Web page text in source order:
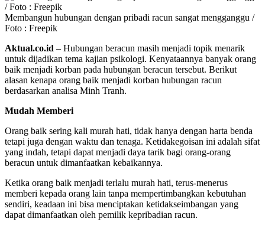
Membangun hubungan dengan pribadi racun sangat mengganggu /
Foto : Freepik
Aktual.co.id – Hubungan beracun masih menjadi topik menarik
untuk dijadikan tema kajian psikologi. Kenyataannya banyak orang
baik menjadi korban pada hubungan beracun tersebut. Berikut
alasan kenapa orang baik menjadi korban hubungan racun
berdasarkan analisa Minh Tranh.
Mudah Memberi
Orang baik sering kali murah hati, tidak hanya dengan harta benda
tetapi juga dengan waktu dan tenaga. Ketidakegoisan ini adalah sifat
yang indah, tetapi dapat menjadi daya tarik bagi orang-orang
beracun untuk dimanfaatkan kebaikannya.
Ketika orang baik menjadi terlalu murah hati, terus-menerus
memberi kepada orang lain tanpa mempertimbangkan kebutuhan
sendiri, keadaan ini bisa menciptakan ketidakseimbangan yang
dapat dimanfaatkan oleh pemilik kepribadian racun.